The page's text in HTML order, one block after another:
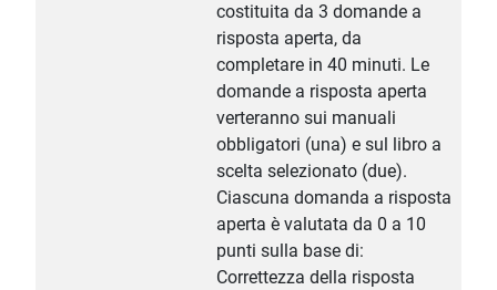
costituita da 3 domande a
risposta aperta, da
completare in 40 minuti. Le
domande a risposta aperta
verteranno sui manuali
obbligatori (una) e sul libro a
scelta selezionato (due).
Ciascuna domanda a risposta
aperta è valutata da 0 a 10
punti sulla base di:
Correttezza della risposta